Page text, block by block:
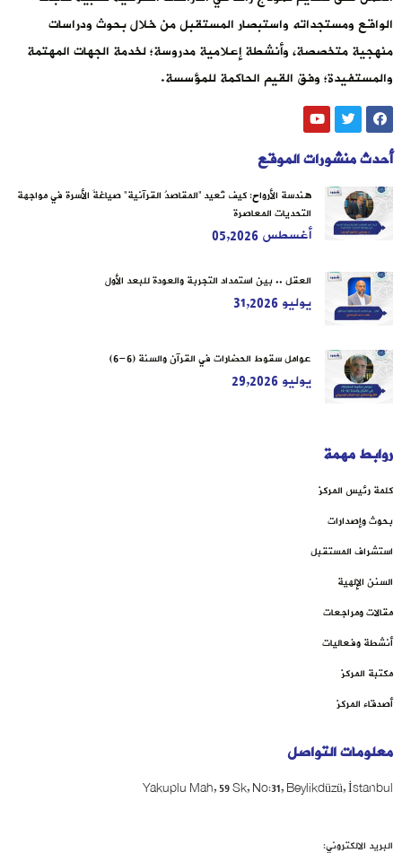
الواقع ومستجداته واستبصار المستقبل من خلال بحوث ودراسات
منهجية متخصصة، وأنشطة إعلامية مدروسة؛ لخدمة الجهات المهتمة
والمستفيدة؛ وفق القيم الحاكمة للمؤسسة.
أحدث منشورات الموقع
هندسة الأرواح: كيف تُعيد “المقاصدُ القرآنية” صياغةَ الأسرة في مواجهة
التحديات المعاصرة
أغسطس 05,2026
العقل .. بين استمداد التجربة والعودة للبعد الأول
يوليو 31,2026
عوامل سقوط الحضارات في القرآن والسنة (6-6)
يوليو 29,2026
روابط مهمة
كلمة رئيس المركز
بحوث وإصدارات
استشراف المستقبل
السنن الإلهية
مقالات ومراجعات
أنشطة وفعاليات
مكتبة المركز
أصدقاء المركز
معلومات التواصل
Yakuplu Mah, 59 Sk, No:31, Beylikdüzü, İstanbul
البريد الالكتروني: